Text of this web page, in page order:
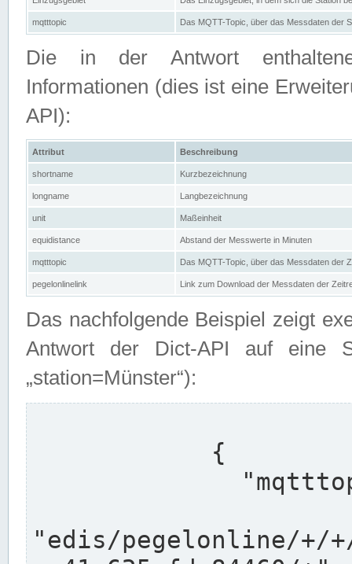
mqtttopic Das MQTT-Topic, über das Messdaten der
Die in der Antwort
Informationen (dies ist eine
API):
Attribut Beschreibung
shortname Kurzbezeichnung
longname Langbezeichnung
unit Maßeinheit
equidistance Abstand der Messwerte in Minuten
mqtttopic Das MQTT-Topic, über das Messdaten der
pegelonlinelink Link zum Download der Messdaten der
Das nachfolgende Beispiel zeigt
Antwort der Dict-API auf eine
„station=Münster“):
"edis/pegelonline/+/